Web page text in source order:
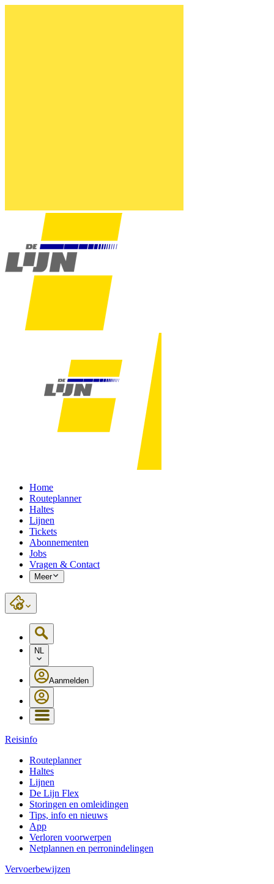
Home
Routeplanner
Haltes
Lijnen
Tickets
Abonnementen
Jobs
Vragen & Contact
Meer
NL
Aanmelden
Reisinfo
Routeplanner
Haltes
Lijnen
De Lijn Flex
Storingen en omleidingen
Tips, info en nieuws
App
Verloren voorwerpen
Netplannen en perronindelingen
Vervoerbewijzen